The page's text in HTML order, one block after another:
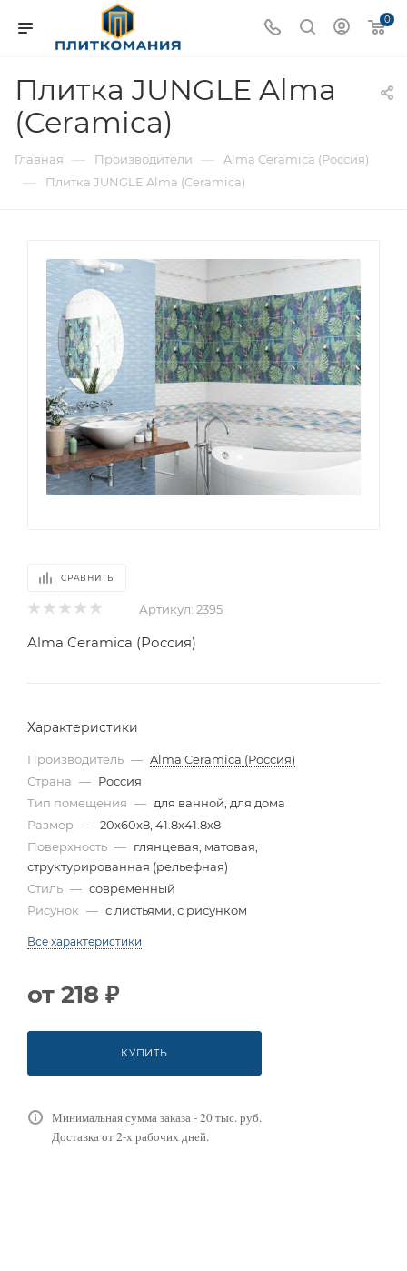
0
Плитка JUNGLE Alma
(Ceramica)
Главная — Производители — Alma Ceramica (Россия)
— Плитка JUNGLE Alma (Ceramica)
СРАВНИТЬ
Артикул: 2395
Alma Ceramica (Россия)
Характеристики
Производитель — Alma Ceramica (Россия)
Страна — Россия
Тип помещения — для ванной, для дома
Размер — 20x60x8, 41.8x41.8x8
Поверхность — глянцевая, матовая,
структурированная (рельефная)
Стиль — современный
Рисунок — с листьями, с рисунком
Все характеристики
от 218 ₽
КУПИТЬ
Минимальная сумма заказа - 20 тыс. руб.
Доставка от 2-х рабочих дней.